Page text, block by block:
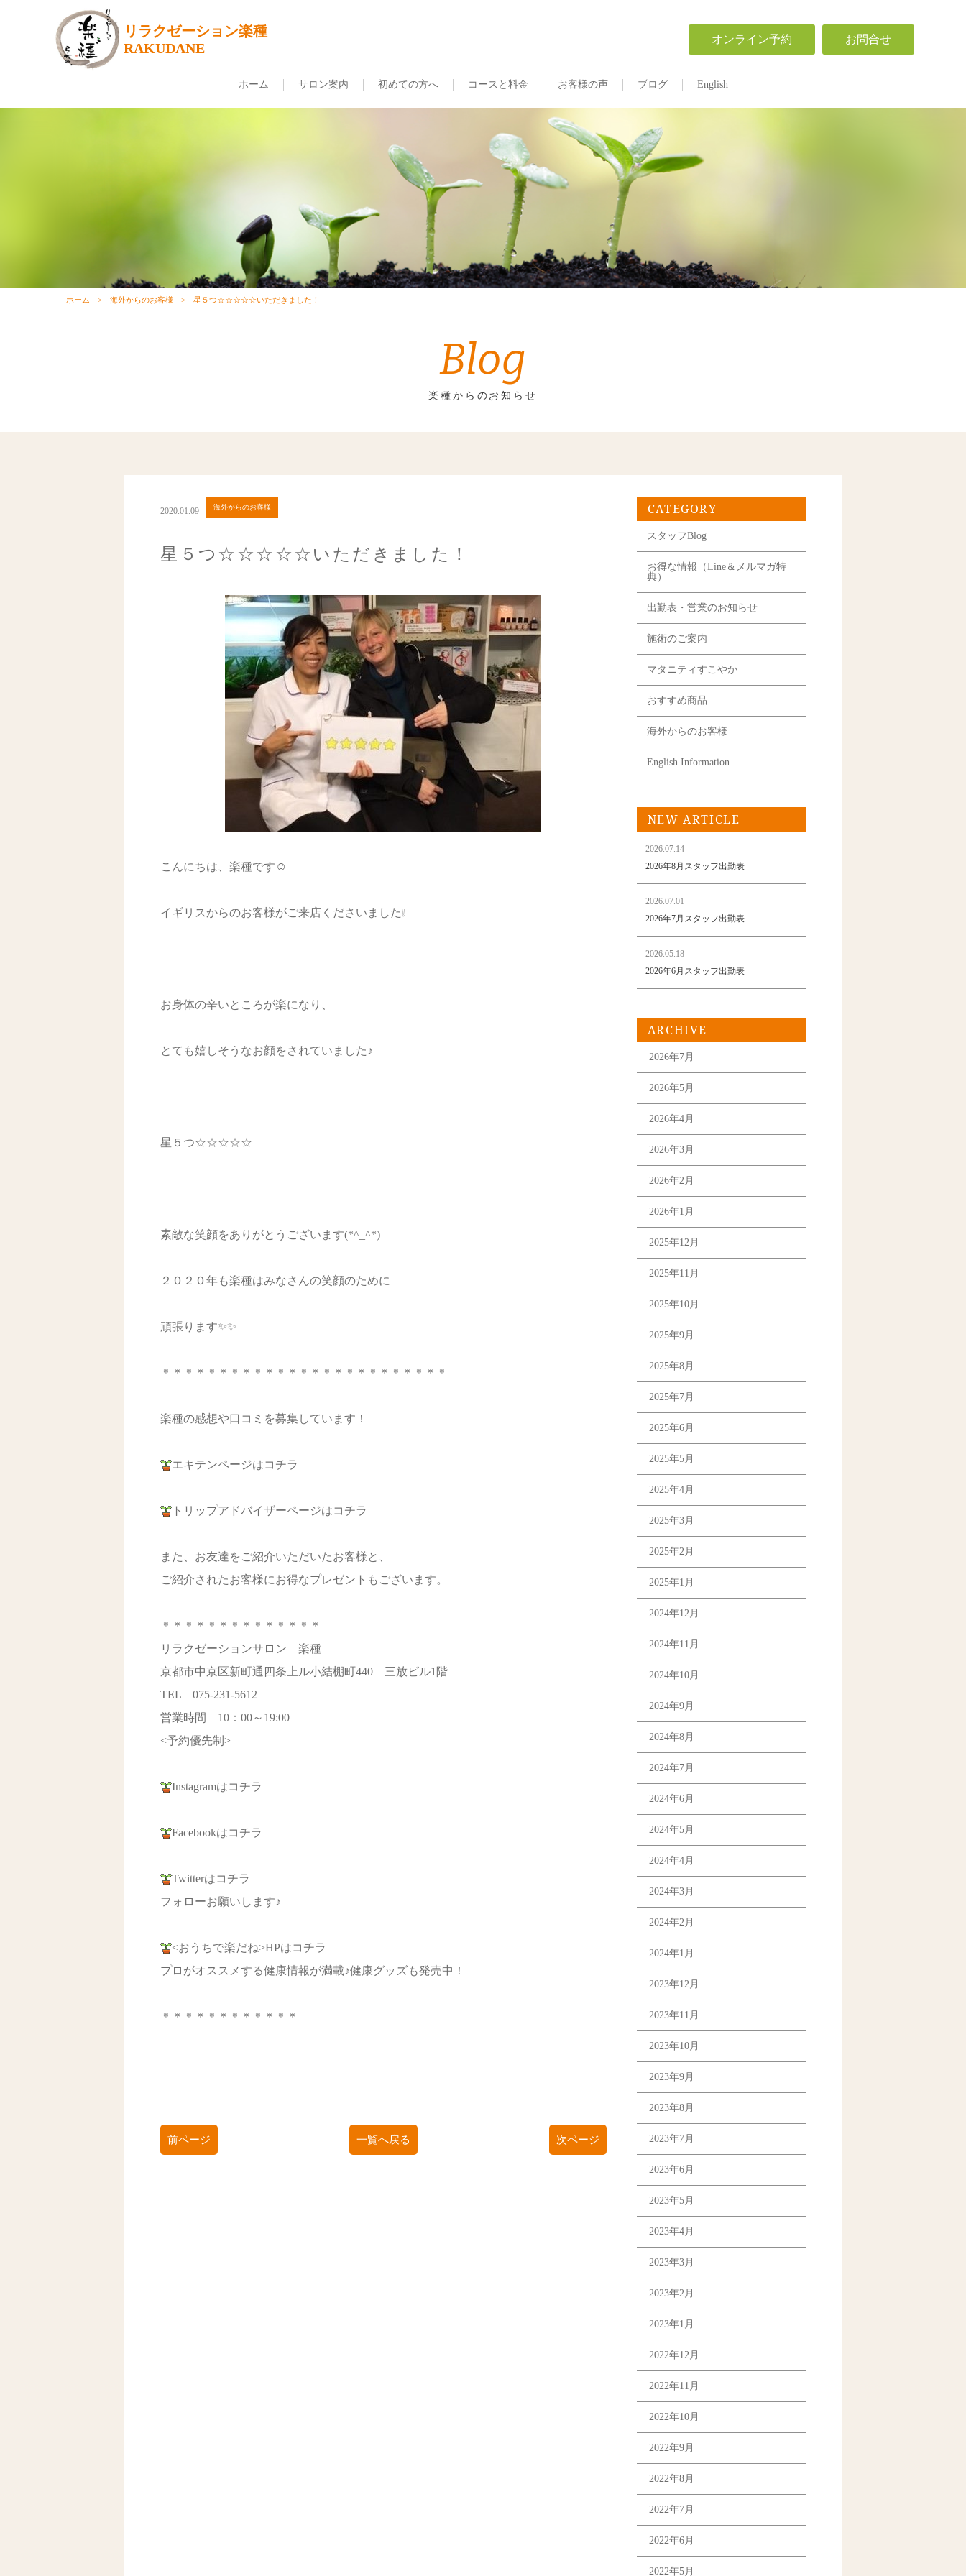
リラクゼーション楽種
RAKUDANE
オンライン予約 お問合せ
ホーム サロン案内 初めての方へ コースと料金 お客様の声 ブログ English
ホーム 海外からのお客様 星５つ☆☆☆☆☆いただきました！
Blog
楽種からのお知らせ
2020.01.09 海外からのお客様
星５つ☆☆☆☆☆いただきました！
こんにちは、楽種です☺
イギリスからのお客様がご来店くださいました❕
お身体の辛いところが楽になり、
とても嬉しそうなお顔をされていました♪
星５つ☆☆☆☆☆
素敵な笑顔をありがとうございます(*^_^*)
２０２０年も楽種はみなさんの笑顔のために
頑張ります✨✨
＊＊＊＊＊＊＊＊＊＊＊＊＊＊＊＊＊＊＊＊＊＊＊＊＊
楽種の感想や口コミを募集しています！
エキテンページはコチラ
トリップアドバイザーページはコチラ
また、お友達をご紹介いただいたお客様と、
ご紹介されたお客様にお得なプレゼントもございます。
＊＊＊＊＊＊＊＊＊＊＊＊＊＊
リラクゼーションサロン 楽種
京都市中京区新町通四条上ル小結棚町440 三放ビル1階
TEL 075-231-5612
営業時間 10：00～19:00
<予約優先制>
Instagramはコチラ
Facebookはコチラ
Twitterはコチラ
フォローお願いします♪
<おうちで楽だね>HPはコチラ
プロがオススメする健康情報が満載♪健康グッズも発売中！
＊＊＊＊＊＊＊＊＊＊＊＊
前ページ 一覧へ戻る 次ページ
CATEGORY
スタッフBlog
お得な情報（Line＆メルマガ特
典）
出勤表・営業のお知らせ
施術のご案内
マタニティすこやか
おすすめ商品
海外からのお客様
English Information
NEW ARTICLE
2026.07.14
2026年8月スタッフ出勤表
2026.07.01
2026年7月スタッフ出勤表
2026.05.18
2026年6月スタッフ出勤表
ARCHIVE
2026年7月
2026年5月
2026年4月
2026年3月
2026年2月
2026年1月
2025年12月
2025年11月
2025年10月
2025年9月
2025年8月
2025年7月
2025年6月
2025年5月
2025年4月
2025年3月
2025年2月
2025年1月
2024年12月
2024年11月
2024年10月
2024年9月
2024年8月
2024年7月
2024年6月
2024年5月
2024年4月
2024年3月
2024年2月
2024年1月
2023年12月
2023年11月
2023年10月
2023年9月
2023年8月
2023年7月
2023年6月
2023年5月
2023年4月
2023年3月
2023年2月
2023年1月
2022年12月
2022年11月
2022年10月
2022年9月
2022年8月
2022年7月
2022年6月
2022年5月